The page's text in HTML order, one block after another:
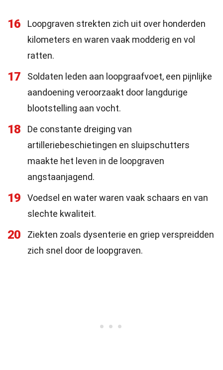
16
Loopgraven strekten zich uit over honderden
kilometers en waren vaak modderig en vol
ratten.
17
Soldaten leden aan loopgraafvoet, een pijnlijke
aandoening veroorzaakt door langdurige
blootstelling aan vocht.
18
De constante dreiging van
artilleriebeschietingen en sluipschutters
maakte het leven in de loopgraven
angstaanjagend.
19
Voedsel en water waren vaak schaars en van
slechte kwaliteit.
20
Ziekten zoals dysenterie en griep verspreidden
zich snel door de loopgraven.